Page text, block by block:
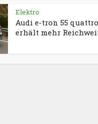
Elektro
Audi e-tron 55 quattro
erhält mehr